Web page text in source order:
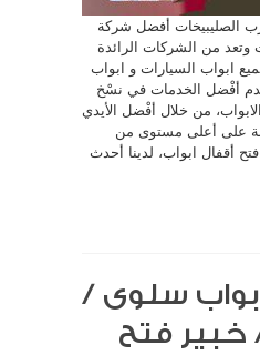
الصليبيخات أفضل شركة
من الشركات الرائدة
ابواب السيارات و ابواب
أفْضل الخدمات في نسْخ
من خلال أفْضل الأيدي
على أعلى مستوى من
أقفال ابواب، لدينا أحدث
سلوى /
/ خبير فتح